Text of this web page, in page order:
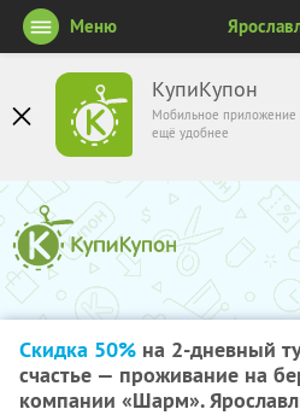
КупиКупон
Мобильное приложение
ещё удобнее
Меню
Скидка 50% на 2-дневный
счастье — проживание на
компании «Шарм».